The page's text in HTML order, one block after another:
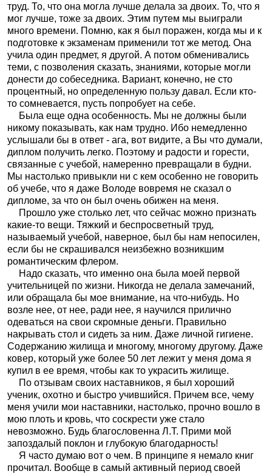
труд. То, что она могла лучше делала за двоих. То, что я
мог лучше, тоже за двоих. Этим путем мы выиграли
много времени. Помню, как я был поражен, когда мы и к
подготовке к экзаменам применили тот же метод. Она
учила один предмет, я другой. А потом обменивались
теми, с позволения сказать, знаниями, которые могли
донести до собеседника. Вариант, конечно, не сто
процентный, но определенную пользу давал. Если кто-
то сомневается, пусть попробует на себе.
Была еще одна особенность. Мы не должны были
никому показывать, как нам трудно. Ибо немедленно
услышали бы в ответ - ага, вот видите, а Вы что думали,
диплом получить легко. Поэтому и радости и горести,
связанные с учебой, намеренно превращали в будни.
Мы настолько привыкли ни с кем особенно не говорить
об учебе, что я даже Володе вовремя не сказал о
дипломе, за что он был очень обижен на меня.
Прошло уже столько лет, что сейчас можно признать
какие-то вещи. Тяжкий и беспросветный труд,
называемый учебой, наверное, был бы нам непосилен,
если бы не скрашивался неизбежно возникшим
романтическим флером.
Надо сказать, что именно она была моей первой
учительницей по жизни. Никогда не делала замечаний,
или обращала бы мое внимание, на что-нибудь. Но
возле нее, от нее, ради нее, я научился прилично
одеваться на свои скромные деньги. Правильно
накрывать стол и сидеть за ним. Даже личной гигиене.
Содержанию жилища и многому, многому другому. Даже
ковер, который уже более 50 лет лежит у меня дома я
купил в ее время, чтобы как то украсить жилище.
По отзывам своих наставников, я был хороший
ученик, охотно и быстро учившийся. Причем все, чему
меня учили мои наставники, настолько, прочно вошло в
мою плоть и кровь, что соскрести уже стало
невозможно. Будь благословенна Л.Т. Прими мой
запоздалый поклон и глубокую благодарность!
Я часто думаю вот о чем. В принципе я немало книг
прочитал. Вообще в самый активный период своей